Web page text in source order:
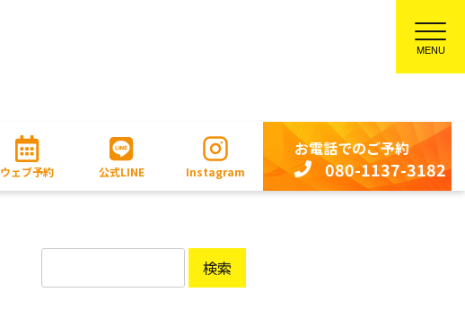
ウェブ予約
公式LINE Instagram
お電話でのご予約
080-1137-3182